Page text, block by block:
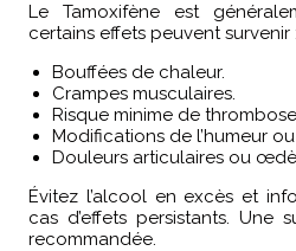
Le Tamoxifène est
certains effets peuvent survenir :
Bouffées de chaleur.
Crampes musculaires.
Risque minime de
Modifications de l’humeur
Douleurs articulaires ou
Évitez l’alcool en excès et
cas d’effets persistants. Une
recommandée.